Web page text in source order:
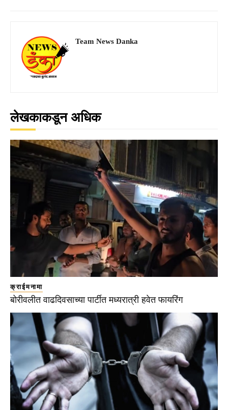
Team News Danka
लेखकाकडून अधिक
क्राईमनामा
बोरीवलीत वाढदिवसाच्या पार्टीत मध्यरात्री हवेत फायरिंग